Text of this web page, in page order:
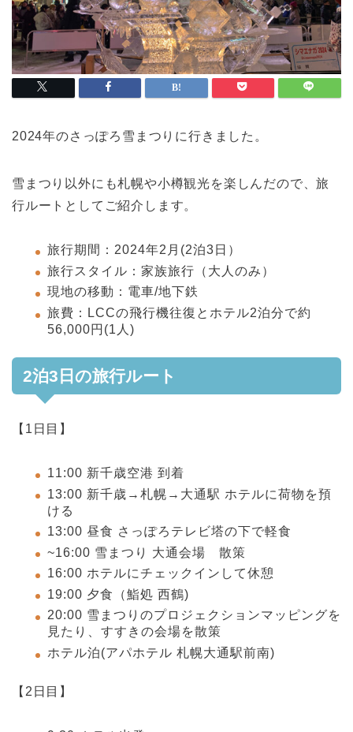
2024年のさっぽろ雪まつりに行きました。
雪まつり以外にも札幌や小樽観光を楽しんだので、旅
行ルートとしてご紹介します。
旅行期間：2024年2月(2泊3日）
旅行スタイル：家族旅行（大人のみ）
現地の移動：電車/地下鉄
旅費：LCCの飛行機往復とホテル2泊分で約
56,000円(1人)
2泊3日の旅行ルート
【1日目】
11:00 新千歳空港 到着
13:00 新千歳→札幌→大通駅 ホテルに荷物を預
ける
13:00 昼食 さっぽろテレビ塔の下で軽食
~16:00 雪まつり 大通会場 散策
16:00 ホテルにチェックインして休憩
19:00 夕食（鮨処 西鶴)
20:00 雪まつりのプロジェクションマッピングを
見たり、すすきの会場を散策
ホテル泊(アパホテル 札幌大通駅前南)
【2日目】